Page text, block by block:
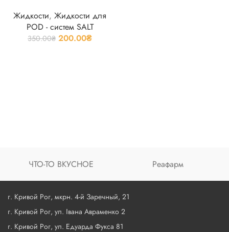
Жидкости, Жидкости для
POD - систем SALT
350.00₴ 200.00₴
ЧТО-ТО ВКУСНОЕ Реафарм
г. Кривой Рог, мкрн. 4-й Заречный, 21
г. Кривой Рог, ул. Івана Авраменко 2
г. Кривой Рог, ул. Едуарда Фукса 81